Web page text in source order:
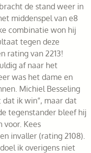
de stand weer in
middenspel van e8
combinatie won hij
tegen deze
rating van 2213!
af naar het
was het dame en
Michiel Besseling
dat ik win”, maar dat
tegenstander bleef hij
voor. Kees
invaller (rating 2108).
ik overigens niet